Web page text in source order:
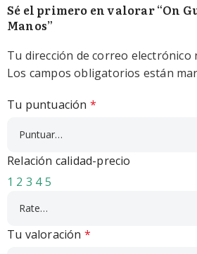
Sé el primero en valorar “On
Manos”
Tu dirección de correo electrónico
Los campos obligatorios están
Tu puntuación *
Relación calidad-precio
1 2 3 4 5
Tu valoración *